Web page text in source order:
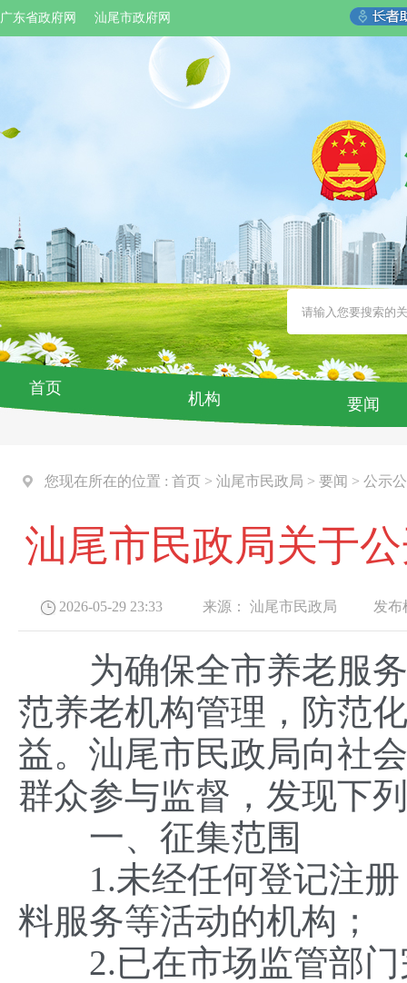
广东省政府网 汕尾市政府网
首页
机构 要闻
您现在所在的位置 : 首页 > 汕尾市民政局 > 要闻 > 公示
汕尾市民政局关于
2026-05-29 23:33 来源： 汕尾市民政局 发布
为确保全市养老服务
范养老机构管理，防范
益。汕尾市民政局向社
群众参与监督，发现下
一、征集范围
1.未经任何登记注册
料服务等活动的机构
2.已在市场监管部门